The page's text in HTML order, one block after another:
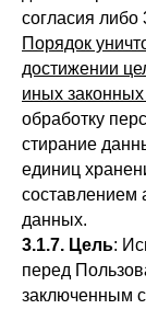
согласия либо
Порядок
достижении
иных
обработку
стирание
единиц
составлением
данных.
3.1.7. Цель:
перед
заключенным